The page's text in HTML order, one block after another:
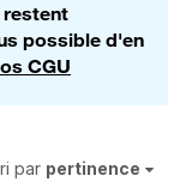
possible d'en
CGU